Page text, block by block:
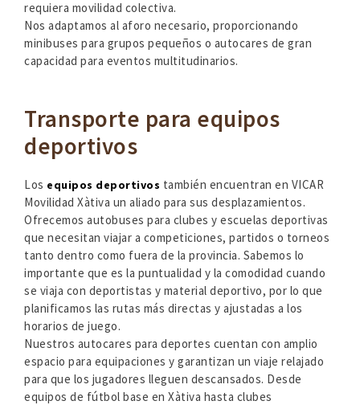
requiera movilidad colectiva.
Nos adaptamos al aforo necesario, proporcionando
minibuses para grupos pequeños o autocares de gran
capacidad para eventos multitudinarios.
Transporte para equipos
deportivos
Los equipos deportivos también encuentran en VICAR
Movilidad Xàtiva un aliado para sus desplazamientos.
Ofrecemos autobuses para clubes y escuelas deportivas
que necesitan viajar a competiciones, partidos o torneos
tanto dentro como fuera de la provincia. Sabemos lo
importante que es la puntualidad y la comodidad cuando
se viaja con deportistas y material deportivo, por lo que
planificamos las rutas más directas y ajustadas a los
horarios de juego.
Nuestros autocares para deportes cuentan con amplio
espacio para equipaciones y garantizan un viaje relajado
para que los jugadores lleguen descansados. Desde
equipos de fútbol base en Xàtiva hasta clubes